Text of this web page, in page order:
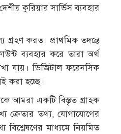
কুরিয়ার সার্ভিস ব্যবহার
গ্রহণ করত। প্রাথমিক তদন্তে
ব্যবহার করে তারা অর্থ
যায়। ডিজিটাল ফরেনসিক
করা হচ্ছে।
আমরা একটি বিস্তৃত গ্রাহক
ক্রেতার তথ্য, যোগাযোগের
মাধ্যমে নিয়মিত